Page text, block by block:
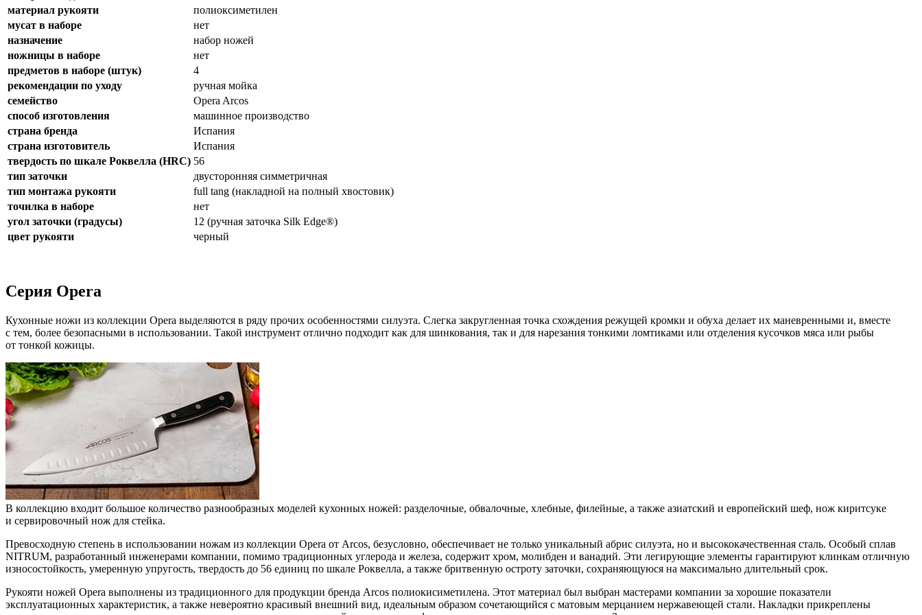
материал рукояти
полиоксиметилен
мусат в наборе
нет
назначение
набор ножей
ножницы в наборе
нет
предметов в наборе (штук)
4
рекомендации по уходу
ручная мойка
семейство
Opera Arcos
способ изготовления
машинное производство
страна бренда
Испания
страна изготовитель
Испания
твердость по шкале Роквелла (HRC) 56
тип заточки
двусторонняя симметричная
тип монтажа рукояти
full tang (накладной на полный хвостовик)
точилка в наборе
нет
угол заточки (градусы)
12 (ручная заточка Silk Edge®)
цвет рукояти
черный
Серия Opera
Кухонные ножи из коллекции Opera выделяются в ряду прочих особенностями силуэта. Слегка закругленная точка схождения режущей кромки и обуха делает их маневренными и, вместе
с тем, более безопасными в использовании. Такой инструмент отлично подходит как для шинкования, так и для нарезания тонкими ломтиками или отделения кусочков мяса или рыбы
от тонкой кожицы.
В коллекцию входит большое количество разнообразных моделей кухонных ножей: разделочные, обвалочные, хлебные, филейные, а также азиатский и европейский шеф, нож киритсуке
и сервировочный нож для стейка.
Превосходную степень в использовании ножам из коллекции Opera от Arcos, безусловно, обеспечивает не только уникальный абрис силуэта, но и высококачественная сталь. Особый сплав
NITRUM, разработанный инженерами компании, помимо традиционных углерода и железа, содержит хром, молибден и ванадий. Эти легирующие элементы гарантируют клинкам отличную
износостойкость, умеренную упругость, твердость до 56 единиц по шкале Роквелла, а также бритвенную остроту заточки, сохраняющуюся на максимально длительный срок.
Рукояти ножей Opera выполнены из традиционного для продукции бренда Arcos полиокисиметилена. Этот материал был выбран мастерами компании за хорошие показатели
эксплуатационных характеристик, а также невероятно красивый внешний вид, идеальным образом сочетающийся с матовым мерцанием нержавеющей стали. Накладки прикреплены